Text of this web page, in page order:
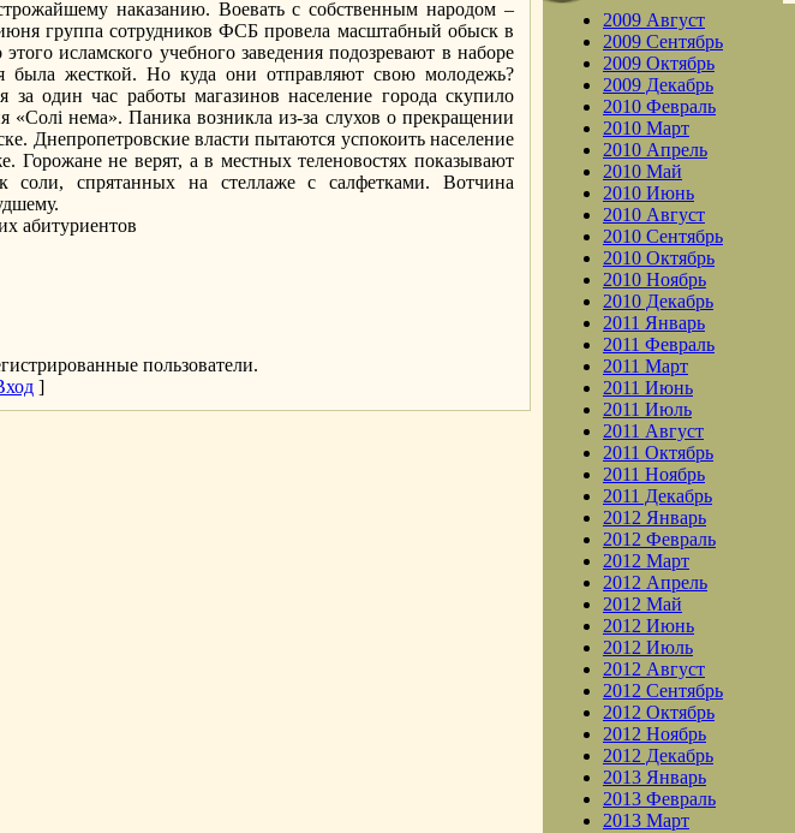
наказанию. Воевать с собственным народом –
группа сотрудников ФСБ провела масштабный обыск в
исламского учебного заведения подозревают в наборе
была жесткой. Но куда они отправляют свою молодежь?
один час работы магазинов население города скупило
«Солi нема». Паника возникла из-за слухов о прекращении
Днепропетровские власти пытаются успокоить население
Горожане не верят, а в местных теленовостях показывают
соли, спрятанных на стеллаже с салфетками. Вотчина
пользователи.
]
2009 Август
2009 Сентябрь
2009 Октябрь
2009 Декабрь
2010 Февраль
2010 Март
2010 Апрель
2010 Май
2010 Июнь
2010 Август
2010 Сентябрь
2010 Октябрь
2010 Ноябрь
2010 Декабрь
2011 Январь
2011 Февраль
2011 Март
2011 Июнь
2011 Июль
2011 Август
2011 Октябрь
2011 Ноябрь
2011 Декабрь
2012 Январь
2012 Февраль
2012 Март
2012 Апрель
2012 Май
2012 Июнь
2012 Июль
2012 Август
2012 Сентябрь
2012 Октябрь
2012 Ноябрь
2012 Декабрь
2013 Январь
2013 Февраль
2013 Март